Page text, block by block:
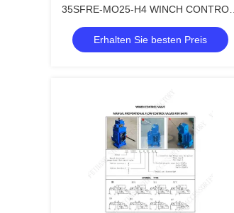
35SFRE-MO25-H4 WINCH CONTROL
VALVE und Marine Manual Proportional
Flow Direction Compound Valve
Erhalten Sie besten Preis